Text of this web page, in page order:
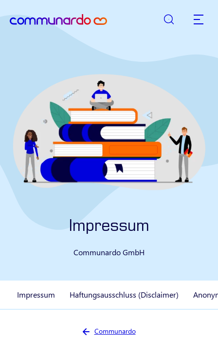
Suche
Impressum
Communardo GmbH
Impressum Haftungsausschluss (Disclaimer)
Sie sind hier:
Communardo